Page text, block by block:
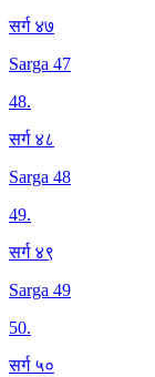
सर्ग ४७
Sarga 47
48.
सर्ग ४८
Sarga 48
49.
सर्ग ४९
Sarga 49
50.
सर्ग ५०